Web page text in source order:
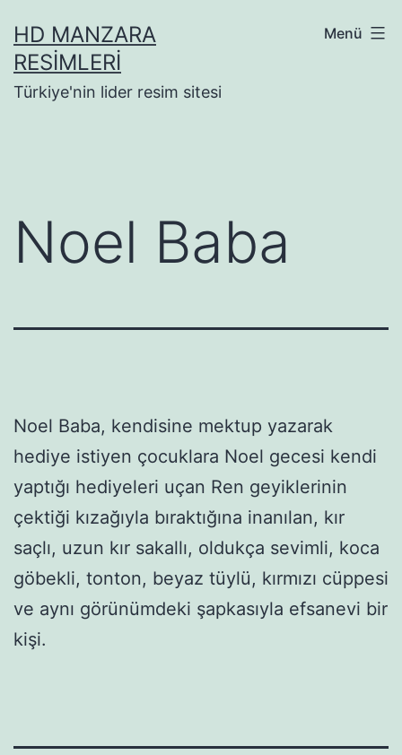
geçHD MANZARA
RESIMLERI
Türkiye'nin lider resim sitesi
Menü
Noel Baba
Noel Baba, kendisine mektup yazarak
hediye istiyen çocuklara Noel gecesi kendi
yaptığı hediyeleri uçan Ren geyiklerinin
çektiği kızağıyla bıraktığına inanılan, kır
saçlı, uzun kır sakallı, oldukça sevimli, koca
göbekli, tonton, beyaz tüylü, kırmızı cüppesi
ve aynı görünümdeki şapkasıyla efsanevi bir
kişi.